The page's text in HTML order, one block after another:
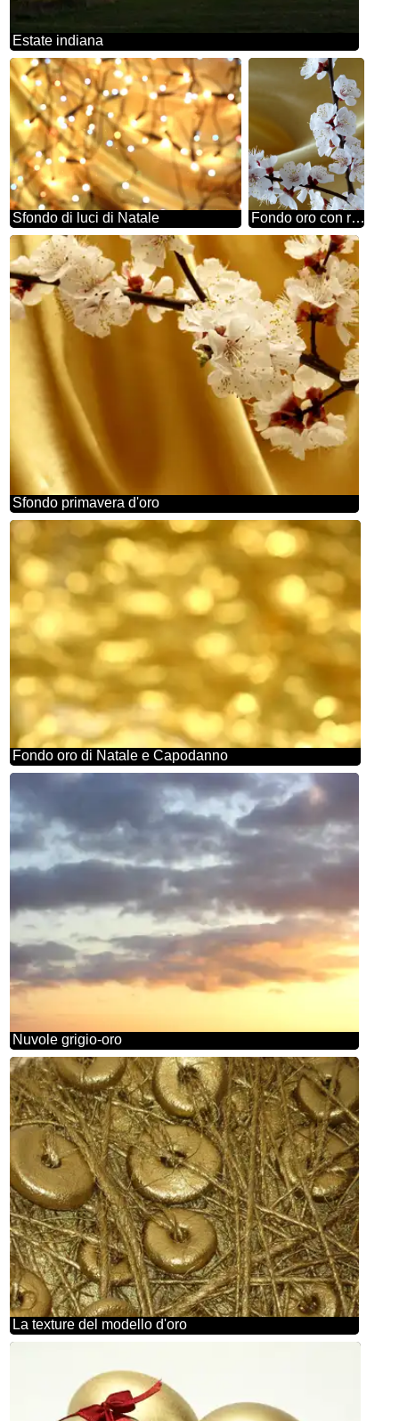
Estate indiana
Sfondo di luci di Natale Fondo oro con ramo fiorito
Sfondo primavera d'oro
Fondo oro di Natale e Capodanno
Nuvole grigio-oro
La texture del modello d'oro